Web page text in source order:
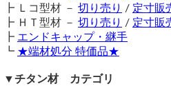
カード決済の領収書は基本的に
クレジットカード決済の領収書
利用明細書を使用してください。
します。
※材料持ち込みや、現物合わせの
す。
最小カット単位はどれくらいです
最小カットは15mm以上でお願い
在庫状況：在庫不足につき要取り寄せ
納期目安：注文確定後（入金確認後
《 見積内容 》
21.7 x 2.8(15A) 両端ねじ切り
穴あけ
穴あけできますか？
┣ Ｌコ型材 － 切り売り / 定寸販
┣ ＨＴ型材 － 切り売り / 定寸販
┣ エンドキャップ・継手
┗ ★端材処分 特価品★
▼チタン材 カテゴリ